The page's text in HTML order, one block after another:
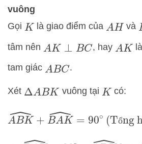
vuông
Gọi K là giao điểm của AH và
tâm nên AK⊥B C , hay AK
tam giác ABC.
Xét ΔABK vuông tại K có:
ổ
ABK^ + BAK^=90∘(Tổng